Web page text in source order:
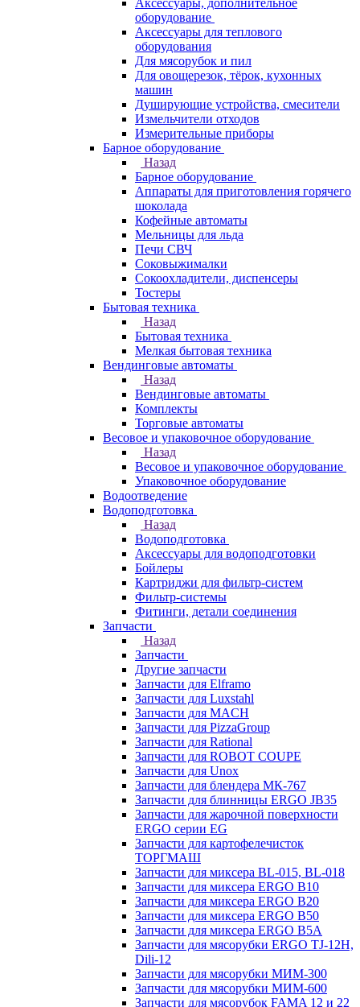
Аксессуары, дополнительное
оборудование
Аксессуары для теплового
оборудования
Для мясорубок и пил
Для овощерезок, тёрок, кухонных
машин
Душирующие устройства, смесители
Измельчители отходов
Измерительные приборы
Барное оборудование
Назад
Барное оборудование
Аппараты для приготовления горячего
шоколада
Кофейные автоматы
Мельницы для льда
Печи СВЧ
Соковыжималки
Сокоохладители, диспенсеры
Тостеры
Бытовая техника
Назад
Бытовая техника
Мелкая бытовая техника
Вендинговые автоматы
Назад
Вендинговые автоматы
Комплекты
Торговые автоматы
Весовое и упаковочное оборудование
Назад
Весовое и упаковочное оборудование
Упаковочное оборудование
Водоотведение
Водоподготовка
Назад
Водоподготовка
Аксессуары для водоподготовки
Бойлеры
Картриджи для фильтр-систем
Фильтр-системы
Фитинги, детали соединения
Запчасти
Назад
Запчасти
Другие запчасти
Запчасти для Elframo
Запчасти для Luxstahl
Запчасти для MACH
Запчасти для PizzaGroup
Запчасти для Rational
Запчасти для ROBOT COUPE
Запчасти для Unox
Запчасти для блендера МК-767
Запчасти для блинницы ERGO JB35
Запчасти для жарочной поверхности
ERGO серии EG
Запчасти для картофелечисток
ТОРГМАШ
Запчасти для миксера BL-015, BL-018
Запчасти для миксера ERGO B10
Запчасти для миксера ERGO B20
Запчасти для миксера ERGO B50
Запчасти для миксера ERGO B5A
Запчасти для мясорубки ERGO TJ-12H,
Dili-12
Запчасти для мясорубки МИМ-300
Запчасти для мясорубки МИМ-600
Запчасти для мясорубок FAMA 12 и 22